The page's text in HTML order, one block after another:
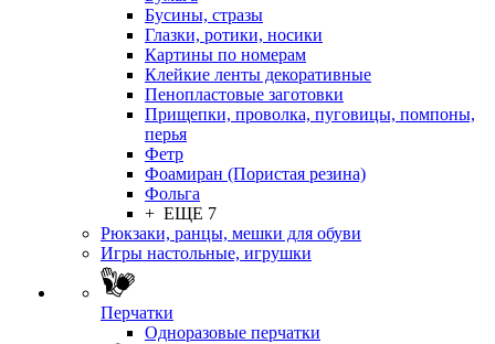
Бусины, стразы
Глазки, ротики, носики
Картины по номерам
Клейкие ленты декоративные
Пенопластовые заготовки
Прищепки, проволка, пуговицы, помпоны,
перья
Фетр
Фоамиран (Пористая резина)
Фольга
+ ЕЩЕ 7
Рюкзаки, ранцы, мешки для обуви
Игры настольные, игрушки
Перчатки
Одноразовые перчатки